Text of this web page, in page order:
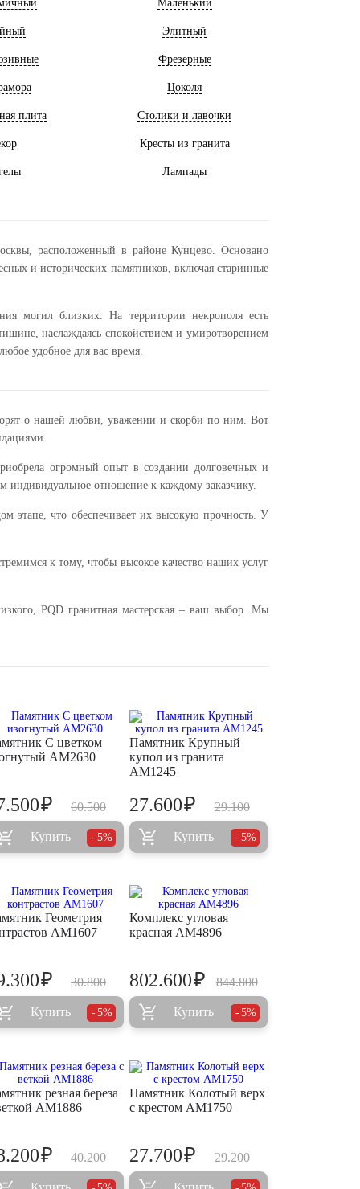
Маленький
Элитный
Фрезерные
Цоколя
плита Столики и лавочки
Кресты из гранита
Лампады
расположенный в районе Кунцево. Основано
и исторических памятников, включая старинные
могил близких. На территории некрополя есть
наслаждаясь спокойствием и умиротворением
удобное для вас время.
о нашей любви, уважении и скорби по ним. Вот
огромный опыт в создании долговечных и
индивидуальное отношение к каждому заказчику.
этапе, что обеспечивает их высокую прочность. У
к тому, чтобы высокое качество наших услуг
PQD гранитная мастерская – ваш выбор. Мы
С цветком
AM2630
60.500
₽
Купить 5%
Памятник Крупный
купол из гранита
AM1245
29.100
27.600₽
Купить 5%
Геометрия
AM1607
30.800
₽
Купить 5%
Комплекс угловая
красная AM4896
844.800
802.600₽
Купить 5%
резная береза
AM1886
40.200
₽
Памятник Колотый верх
с крестом AM1750
29.200
27.700₽